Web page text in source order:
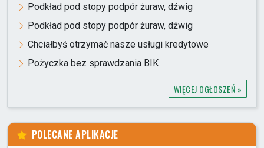
Podkład pod stopy podpór żuraw, dźwig
Podkład pod stopy podpór żuraw, dźwig
Chciałbyś otrzymać nasze usługi kredytowe
Pożyczka bez sprawdzania BIK
WIĘCEJ OGŁOSZEŃ »
POLECANE APLIKACJE